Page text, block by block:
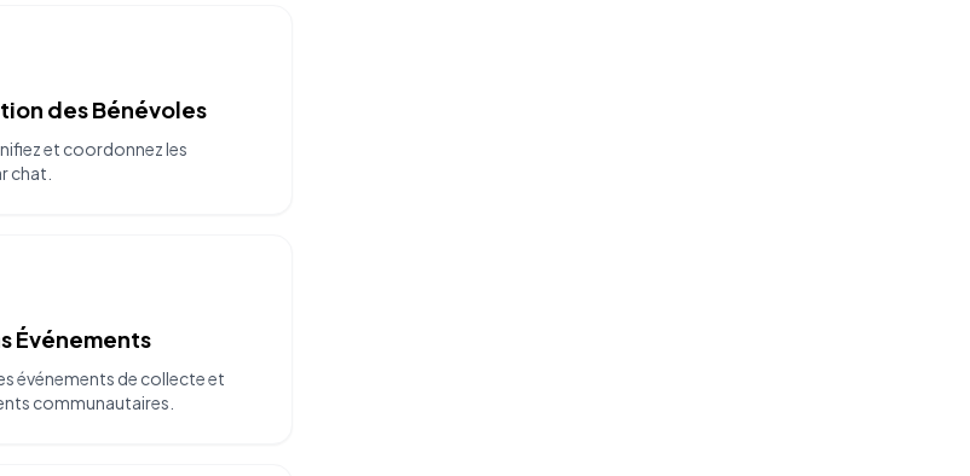
des Bénévoles
et coordonnez les
chat.
Événements
événements de collecte et
communautaires.